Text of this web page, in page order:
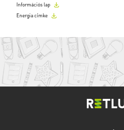
Információs lap
Energia címke